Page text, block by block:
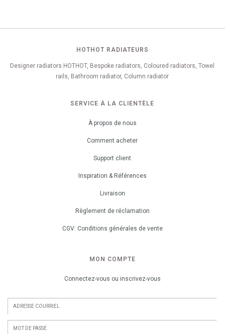
HOTHOT RADIATEURS
Designer radiators HOTHOT, Bespoke radiators, Coloured radiators, Towel
rails, Bathroom radiator, Column radiator
SERVICE À LA CLIENTÈLE
À propos de nous
Comment acheter
Support client
Inspiration & Références
Livraison
Règlement de réclamation
CGV: Conditions générales de vente
MON COMPTE
Connectez-vous ou inscrivez-vous